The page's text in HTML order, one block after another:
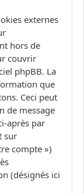
externes
hors de
couvrir
phpBB. La
que
Ceci peut
de message
après par
sur
compte »)
(désignés ici